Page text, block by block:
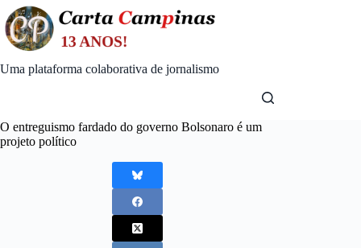
Skip
to
content
Uma plataforma colaborativa de jornalismo
O entreguismo fardado do governo Bolsonaro é um
projeto político